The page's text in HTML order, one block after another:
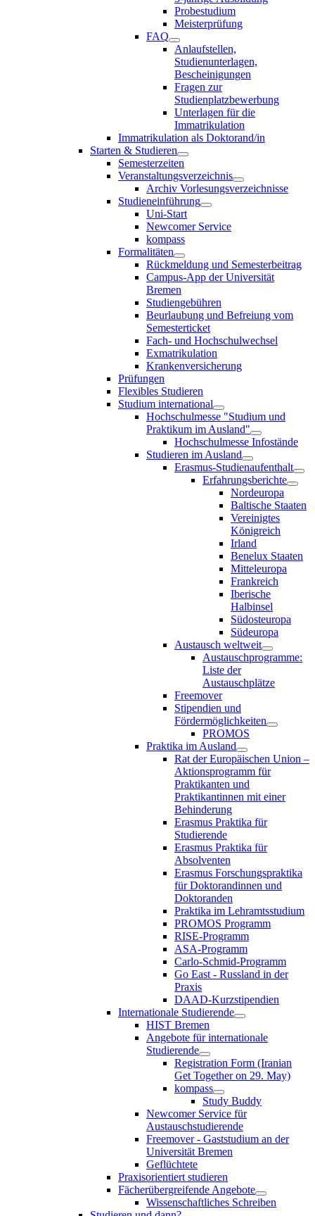
Probestudium
Meisterprüfung
FAQ
Anlaufstellen,
Studienunterlagen,
Bescheinigungen
Fragen zur
Studienplatzbewerbung
Unterlagen für die
Immatrikulation
Immatrikulation als Doktorand/in
Starten & Studieren
Semesterzeiten
Veranstaltungsverzeichnis
Archiv Vorlesungsverzeichnisse
Studieneinführung
Uni-Start
Newcomer Service
kompass
Formalitäten
Rückmeldung und Semesterbeitrag
Campus-App der Universität
Bremen
Studiengebühren
Beurlaubung und Befreiung vom
Semesterticket
Fach- und Hochschulwechsel
Exmatrikulation
Krankenversicherung
Prüfungen
Flexibles Studieren
Studium international
Hochschulmesse "Studium und
Praktikum im Ausland"
Hochschulmesse Infostände
Studieren im Ausland
Erasmus-Studienaufenthalt
Erfahrungsberichte
Nordeuropa
Baltische Staaten
Vereinigtes
Königreich
Irland
Benelux Staaten
Mitteleuropa
Frankreich
Iberische
Halbinsel
Südosteuropa
Südeuropa
Austausch weltweit
Austauschprogramme:
Liste der
Austauschplätze
Freemover
Stipendien und
Fördermöglichkeiten
PROMOS
Praktika im Ausland
Rat der Europäischen Union –
Aktionsprogramm für
Praktikanten und
Praktikantinnen mit einer
Behinderung
Erasmus Praktika für
Studierende
Erasmus Praktika für
Absolventen
Erasmus Forschungspraktika
für Doktorandinnen und
Doktoranden
Praktika im Lehramtsstudium
PROMOS Programm
RISE-Programm
ASA-Programm
Carlo-Schmid-Programm
Go East - Russland in der
Praxis
DAAD-Kurzstipendien
Internationale Studierende
HIST Bremen
Angebote für internationale
Studierende
Registration Form (Iranian
Get Together on 29. May)
kompass
Study Buddy
Newcomer Service für
Austauschstudierende
Freemover - Gaststudium an der
Universität Bremen
Geflüchtete
Praxisorientiert studieren
Fächerübergreifende Angebote
Wissenschaftliches Schreiben